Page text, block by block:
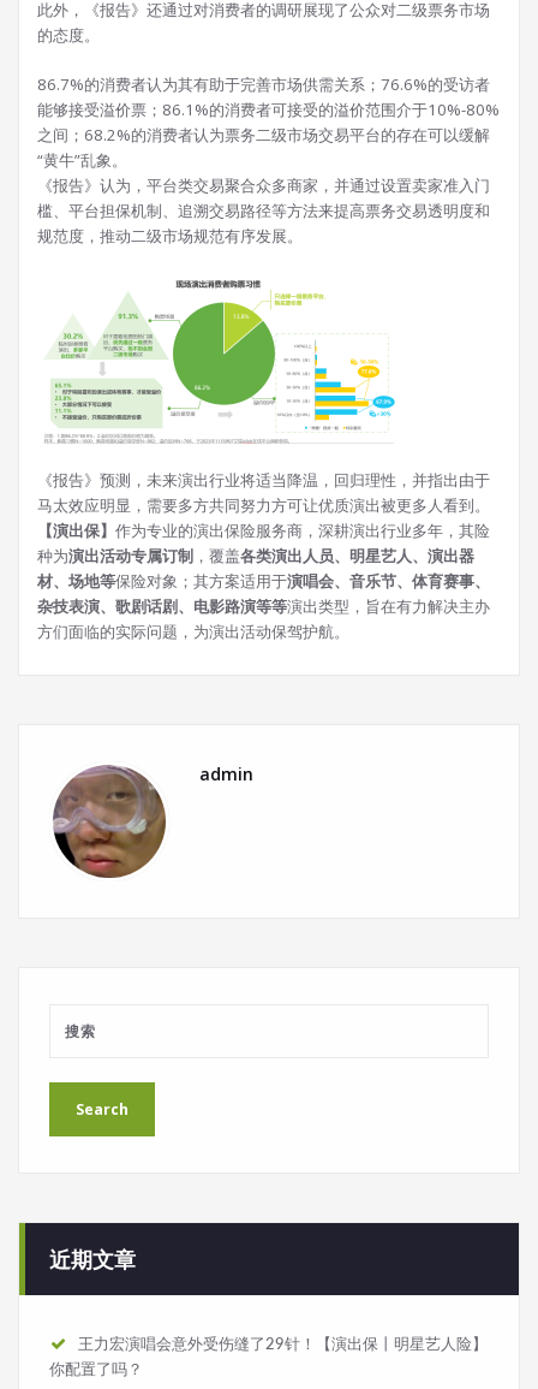
此外，《报告》还通过对消费者的调研展现了公众对二级票务市场
的态度。
86.7%的消费者认为其有助于完善市场供需关系；76.6%的受访者
能够接受溢价票；86.1%的消费者可接受的溢价范围介于10%-80%
之间；68.2%的消费者认为票务二级市场交易平台的存在可以缓解
“黄牛”乱象。
《报告》认为，平台类交易聚合众多商家，并通过设置卖家准入门
槛、平台担保机制、追溯交易路径等方法来提高票务交易透明度和
规范度，推动二级市场规范有序发展。
《报告》预测，未来演出行业将适当降温，回归理性，并指出由于
马太效应明显，需要多方共同努力方可让优质演出被更多人看到。
【演出保】 作为专业的演出保险服务商，深耕演出行业多年，其险
种为演出活动专属订制 ，覆盖各类演出人员、明星艺人、演出器
材、场地等保险对象；其方案适用于演唱会、音乐节、体育赛事、
杂技表演、歌剧话剧、电影路演等等演出类型，旨在有力解决主办
方们面临的实际问题，为演出活动保驾护航。
admin
近期文章
王力宏演唱会意外受伤缝了29针！【演出保丨明星艺人险】
你配置了吗？